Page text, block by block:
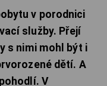
v porodnici
služby. Přejí
s nimi mohl být i
dětí. A
V